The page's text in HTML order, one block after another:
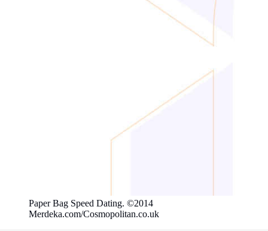
Paper Bag Speed Dating. ©2014
Merdeka.com/Cosmopolitan.co.uk